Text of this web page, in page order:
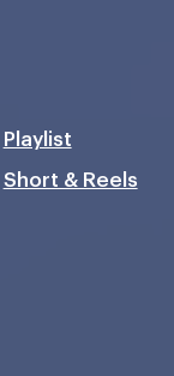
Playlist
Short & Reels